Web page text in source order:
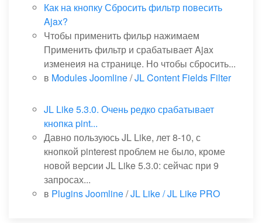
Как на кнопку Сбросить фильтр повесить
Ajax?
Чтобы применить фильр нажимаем
Применить фильтр и срабатывает Ajax
изменеия на странице. Но чтобы сбросить...
в Modules Joomline/JL Content Fields Filter
JL Like 5.3.0. Очень редко срабатывает
кнопка pint...
Давно пользуюсь JL Like, лет 8-10, с
кнопкой pinterest проблем не было, кроме
новой версии JL Like 5.3.0: сейчас при 9
запросах...
в Plugins Joomline/JL Like / JL Like PRO